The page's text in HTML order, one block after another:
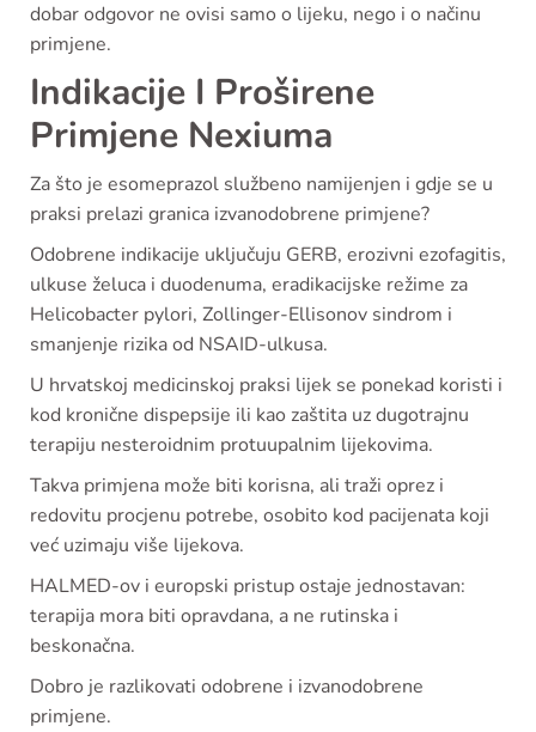
dobar odgovor ne ovisi samo o lijeku, nego i o načinu
primjene.
Indikacije I Proširene
Primjene Nexiuma
Za što je esomeprazol službeno namijenjen i gdje se u
praksi prelazi granica izvanodobrene primjene?
Odobrene indikacije uključuju GERB, erozivni ezofagitis,
ulkuse želuca i duodenuma, eradikacijske režime za
Helicobacter pylori, Zollinger-Ellisonov sindrom i
smanjenje rizika od NSAID-ulkusa.
U hrvatskoj medicinskoj praksi lijek se ponekad koristi i
kod kronične dispepsije ili kao zaštita uz dugotrajnu
terapiju nesteroidnim protuupalnim lijekovima.
Takva primjena može biti korisna, ali traži oprez i
redovitu procjenu potrebe, osobito kod pacijenata koji
već uzimaju više lijekova.
HALMED-ov i europski pristup ostaje jednostavan:
terapija mora biti opravdana, a ne rutinska i
beskonačna.
Dobro je razlikovati odobrene i izvanodobrene
primjene.